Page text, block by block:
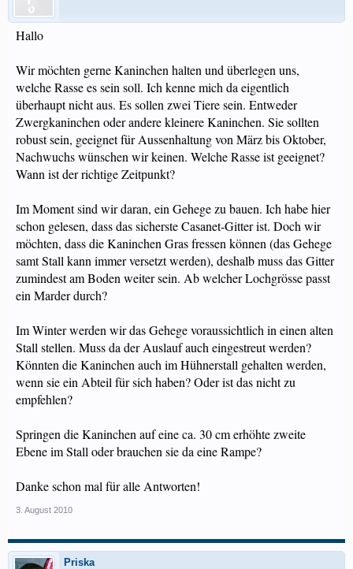
Hallo
Wir möchten gerne Kaninchen halten und überlegen uns,
welche Rasse es sein soll. Ich kenne mich da eigentlich
überhaupt nicht aus. Es sollen zwei Tiere sein. Entweder
Zwergkaninchen oder andere kleinere Kaninchen. Sie sollten
robust sein, geeignet für Aussenhaltung von März bis Oktober,
Nachwuchs wünschen wir keinen. Welche Rasse ist geeignet?
Wann ist der richtige Zeitpunkt?
Im Moment sind wir daran, ein Gehege zu bauen. Ich habe hier
schon gelesen, dass das sicherste Casanet-Gitter ist. Doch wir
möchten, dass die Kaninchen Gras fressen können (das Gehege
samt Stall kann immer versetzt werden), deshalb muss das Gitter
zumindest am Boden weiter sein. Ab welcher Lochgrösse passt
ein Marder durch?
Im Winter werden wir das Gehege voraussichtlich in einen alten
Stall stellen. Muss da der Auslauf auch eingestreut werden?
Könnten die Kaninchen auch im Hühnerstall gehalten werden,
wenn sie ein Abteil für sich haben? Oder ist das nicht zu
empfehlen?
Springen die Kaninchen auf eine ca. 30 cm erhöhte zweite
Ebene im Stall oder brauchen sie da eine Rampe?
Danke schon mal für alle Antworten!
3. August 2010
Priska